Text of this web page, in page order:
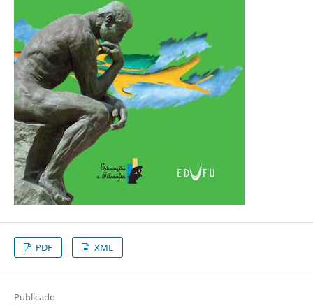
PDF XML
Publicado